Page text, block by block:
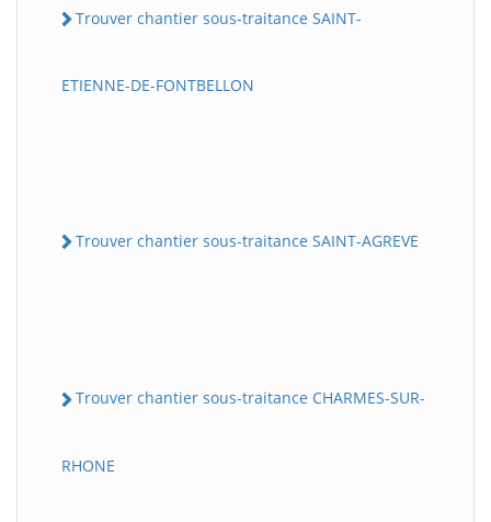
Trouver chantier sous-traitance SAINT-
ETIENNE-DE-FONTBELLON
Trouver chantier sous-traitance SAINT-AGREVE
Trouver chantier sous-traitance CHARMES-SUR-
RHONE